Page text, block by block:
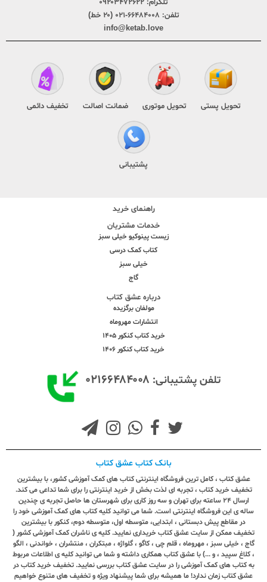
تلگرام: ۰۹۲۰۳۴۷۲۶۲۲
تلفن: ۶۶۴۸۴۰۰۸-۰۲۱ (۲۰ خط)
info@ketab.love
تحویل پستی تحویل موتوری ضمانت اصالت تخفیف دائمی
پشتیبانی
راهنمای خرید
خدمات مشتریان
زیست پینوکیو خیلی سبز
کتاب کمک درسی
خیلی سبز
گاج
درباره عشق کتاب
مولفان برگزیده
انتشارات مهروماه
خرید کتاب کنکور 1405
خرید کتاب کنکور 1406
تلفن پشتیبانی: ۰۲۱۶۶۴۸۴۰۰۸
بانک کتاب عشق کتاب
عشق کتاب ، کامل ترین فروشگاه اینترنتی کتاب های کمک آموزشی کشور، با بیشترین
تخفیف خرید کتاب ، تجربه ای لذت بخش از خرید اینترنتی را برای شما تداعی می کند.
ارسال ٢٤ ساعته برای تهران و سه روز کاری برای شهرستان ها حاصل تجربه ی چندین
ساله ی این فروشگاه اینترنتی است. شما می توانید کلیه کتاب های کمک آموزشی خود را
در مقاطع پیش دبستانی ، ابتدایی، متوسطه اول، متوسطه دوم، کنکور با بیشترین
تخفیف ممکن از سایت عشق کتاب خریداری نمایید. کلیه ی ناشران کمک آموزشی کشور (
گاج ، خیلی سبز ، مهروماه ، قلم چی ، کاگو ، گلواژه ، مبتکران ، منتشران ، خواندنی ، الگو
، کلاغ سپید ، و ...) با عشق کتاب همکاری داشته و شما می توانید کلیه ی اطلاعات مربوط
به کتاب های کمک آموزشی را در سایت عشق کتاب بررسی نمایید. تخفیف خرید کتاب در
عشق کتاب زمان ندارد! ما همیشه برای شما پیشنهاد ویژه و تخفیف های متنوع خواهیم